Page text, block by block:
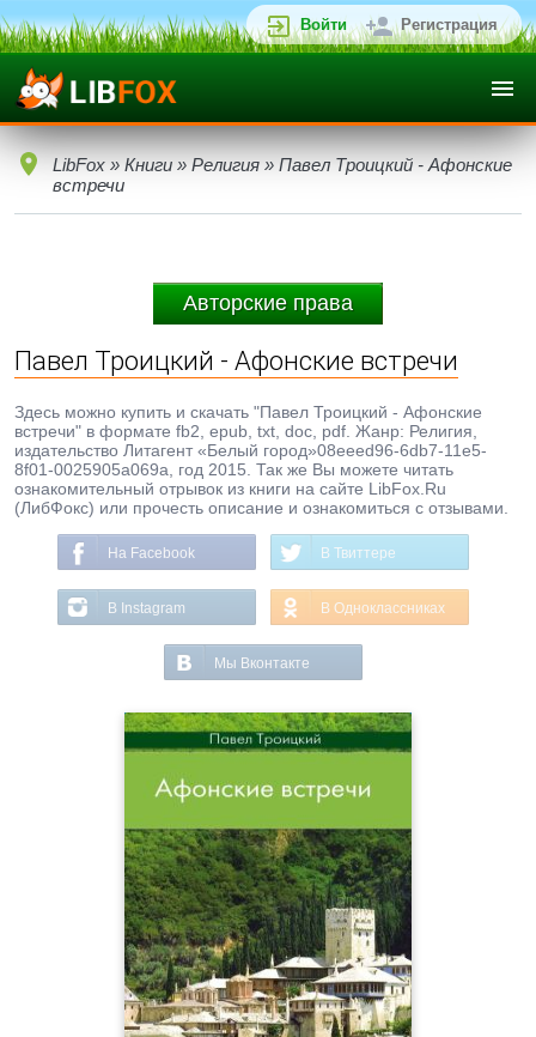
Войти Регистрация
LibFox » Книги » Религия » Павел Троицкий - Афонские
встречи
Авторские права
Павел Троицкий - Афонские встречи
Здесь можно купить и скачать "Павел Троицкий - Афонские
встречи" в формате fb2, epub, txt, doc, pdf. Жанр: Религия,
издательство Литагент «Белый город»08eeed96-6db7-11e5-
8f01-0025905a069a, год 2015. Так же Вы можете читать
ознакомительный отрывок из книги на сайте LibFox.Ru
(ЛибФокс) или прочесть описание и ознакомиться с отзывами.
На Facebook В Твиттере
В Instagram В Одноклассниках
Мы Вконтакте